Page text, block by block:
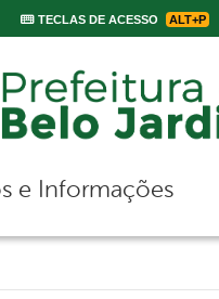
TECLAS DE ACESSO ALT+P
de navegação
e Informações